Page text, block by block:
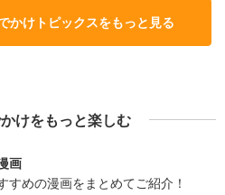
かけトピックスをもっと見る
けをもっと楽しむ
画
すめの漫画をまとめてご紹介！